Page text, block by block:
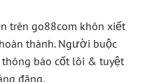
trên go88com khôn xiết
thành. Người buộc
báo cốt lõi & tuyệt
đãng.